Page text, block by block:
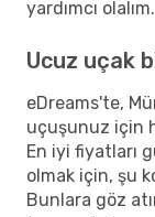
yardımcı olalım.
Ucuz uçak
eDreams'te,
uçuşunuz için
En iyi fiyatları
olmak için, şu
Bunlara göz